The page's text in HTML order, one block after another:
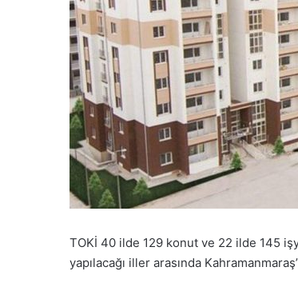
TOKİ 40 ilde 129 konut ve 22 ilde 145
yapılacağı iller arasında